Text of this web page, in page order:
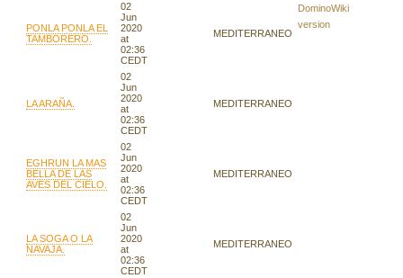
PONLA PONLA EL
TAMBORERO.
02
Jun
2020
at
02:36
CEDT
MEDITERRANEO
LA ARAÑA.
02
Jun
2020
at
02:36
CEDT
MEDITERRANEO
EGHRUN LA MAS
BELLA DE LAS
AVES DEL CIELO.
02
Jun
2020
at
02:36
CEDT
MEDITERRANEO
LA SOGA O LA
NAVAJA.
02
Jun
2020
at
02:36
CEDT
MEDITERRANEO
DominoWiki
version